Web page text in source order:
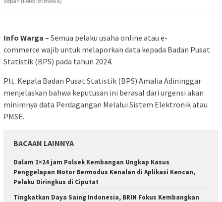
Info Warga – Semua pelaku usaha online atau e-
commerce wajib untuk melaporkan data kepada Badan Pusat
Statistik (BPS) pada tahun 2024.
Plt. Kepala Badan Pusat Statistik (BPS) Amalia Adininggar
menjelaskan bahwa keputusan ini berasal dari urgensi akan
minimnya data Perdagangan Melalui Sistem Elektronik atau
PMSE.
BACAAN LAINNYA
Dalam 1×24 jam Polsek Kembangan Ungkap Kasus
Penggelapan Motor Bermodus Kenalan di Aplikasi Kencan,
Pelaku Diringkus di Ciputat
Tingkatkan Daya Saing Indonesia, BRIN Fokus Kembangkan